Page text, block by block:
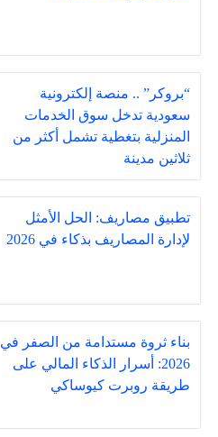
“بروكر” .. منصة إلكترونية
سعودية تدخل سوق الخدمات
المنزلية بتغطية تشمل أكثر من
ثلاثين مدينة
تطبيق مصاريف: الحل الأمثل
لإدارة المصاريف بذكاء في 2026
بناء ثروة مستدامة من الصفر في
2026: أسرار الذكاء المالي على
طريقة روبرت كيوساكي